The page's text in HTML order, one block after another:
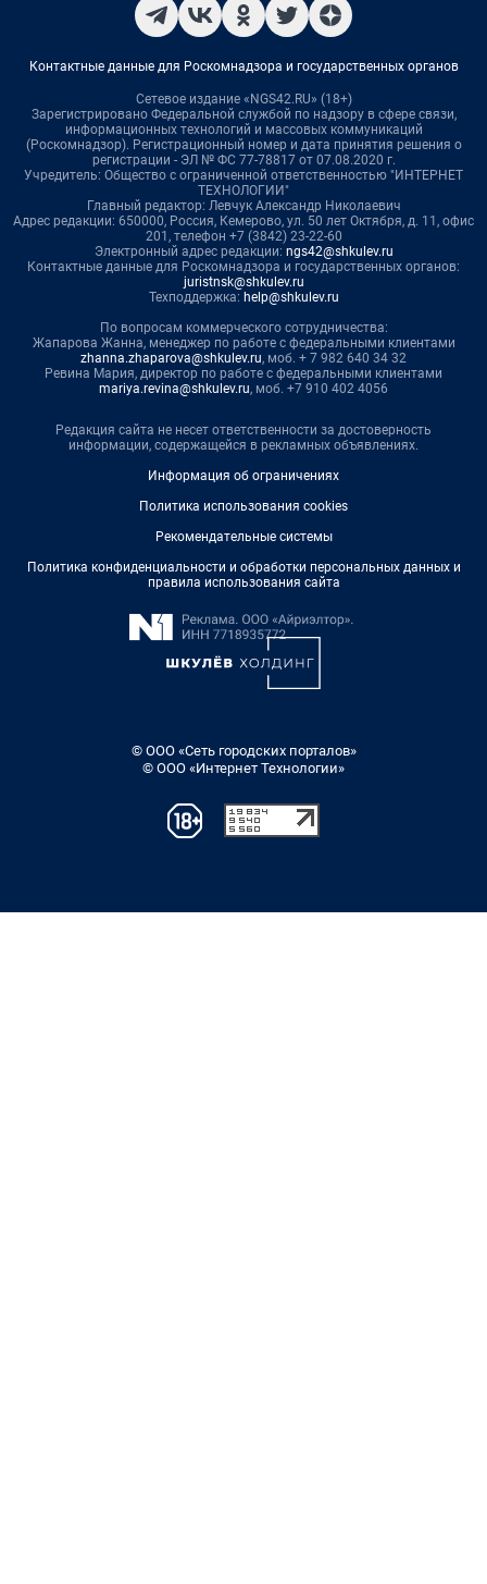
Контактные данные для Роскомнадзора и государственных органов
Сетевое издание «NGS42.RU» (18+)
Зарегистрировано Федеральной службой по надзору в сфере связи,
информационных технологий и массовых коммуникаций
(Роскомнадзор). Регистрационный номер и дата принятия решения о
регистрации - ЭЛ № ФС 77-78817 от 07.08.2020 г.
Учредитель: Общество с ограниченной ответственностью "ИНТЕРНЕТ
ТЕХНОЛОГИИ"
Главный редактор: Левчук Александр Николаевич
Адрес редакции: 650000, Россия, Кемерово, ул. 50 лет Октября, д. 11, офис
201, телефон +7 (3842) 23-22-60
Электронный адрес редакции: ngs42@shkulev.ru
Контактные данные для Роскомнадзора и государственных органов:
juristnsk@shkulev.ru
Техподдержка: help@shkulev.ru
По вопросам коммерческого сотрудничества:
Жапарова Жанна, менеджер по работе с федеральными клиентами
zhanna.zhaparova@shkulev.ru, моб. + 7 982 640 34 32
Ревина Мария, директор по работе с федеральными клиентами
mariya.revina@shkulev.ru, моб. +7 910 402 4056
Редакция сайта не несет ответственности за достоверность
информации, содержащейся в рекламных объявлениях.
Информация об ограничениях
Политика использования cookies
Рекомендательные системы
Политика конфиденциальности и обработки персональных данных и
правила использования сайта
© ООО «Сеть городских порталов»
© ООО «Интернет Технологии»